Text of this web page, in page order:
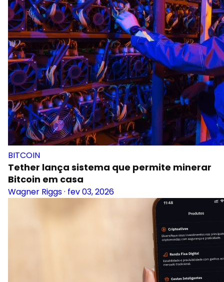
BITCOIN
Tether lança sistema que permite minerar
Bitcoin em casa
Wagner Riggs· fev 03, 2026